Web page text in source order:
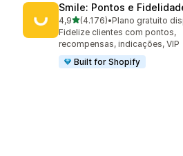
Smile: Pontos e
4,9de 5 estrelas
(4.176)
4176 avaliações ao todo
•Plano gratuito
Fidelize clientes com pontos,
recompensas, indicações, VIP
Built for Shopify